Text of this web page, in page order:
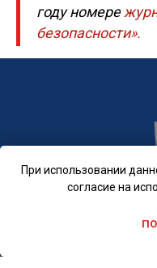
При использовании
согласие на
году номере
безопасности».